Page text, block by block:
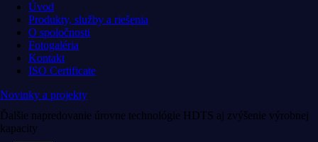
Úvod
Produkty, služby a riešenia
O spoločnosti
Fotogaléria
Kontakt
ISO Certificate
Novinky a projekty
Ďalšie napredovanie úrovne technológie HDTS aj zvýšenie výrobnej
kapacity